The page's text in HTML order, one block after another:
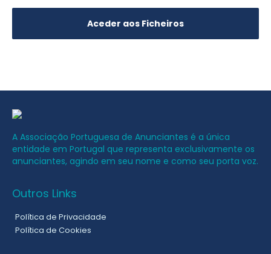
A Associação Portuguesa de Anunciantes é a única
entidade em Portugal que representa exclusivamente os
anunciantes, agindo em seu nome e como seu porta voz.
Outros Links
Política de Privacidade
Política de Cookies